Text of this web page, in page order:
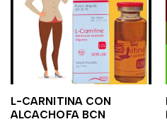
AÑADIR AL CARRITO
L-CARNITINA CON
ALCACHOFA BCN